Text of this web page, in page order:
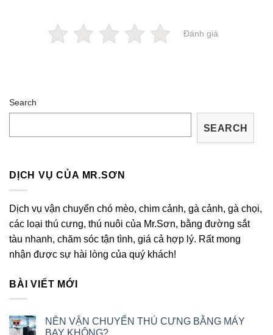
Đánh giá
Search
SEARCH
DỊCH VỤ CỦA MR.SƠN
Dịch vụ vận chuyển chó mèo, chim cảnh, gà cảnh, gà chọi,
các loại thú cưng, thú nuôi của Mr.Sơn, bằng đường sắt
tàu nhanh, chăm sóc tận tình, giá cả hợp lý. Rất mong
nhận được sự hài lòng của quý khách!
BÀI VIẾT MỚI
NÊN VẬN CHUYỂN THÚ CƯNG BẰNG MÁY
BAY KHÔNG?